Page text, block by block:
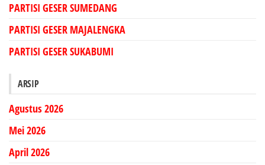
PARTISI GESER SUMEDANG
PARTISI GESER MAJALENGKA
PARTISI GESER SUKABUMI
ARSIP
Agustus 2026
Mei 2026
April 2026